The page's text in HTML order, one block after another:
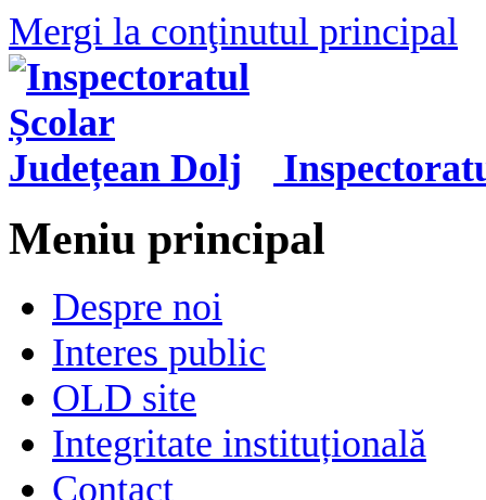
Mergi la conţinutul principal
Meniu principal
Despre noi
Interes public
OLD site
Integritate instituțională
Contact